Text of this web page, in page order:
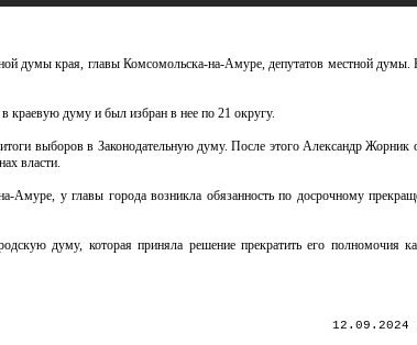
думы края, главы Комсомольска-на-Амуре, депутатов местной
думу и был избран в нее по 21 округу.
выборов в Законодательную думу. После этого Александр Жорник
власти.
Амуре, у главы города возникла обязанность по досрочному
думу, которая приняла решение прекратить его полномочия
12.09.2024